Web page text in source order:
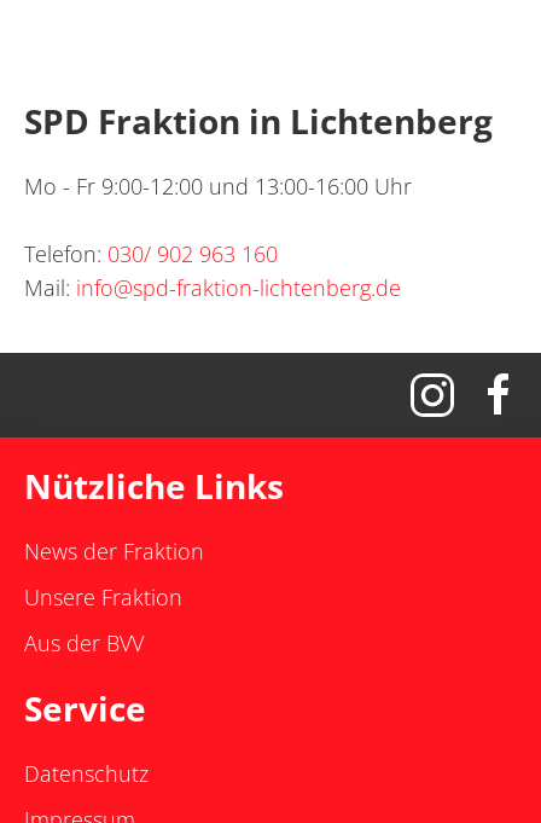
SPD Fraktion in Lichtenberg
Mo - Fr 9:00-12:00 und 13:00-16:00 Uhr
Telefon: 030/ 902 963 160
Mail: info@spd-fraktion-lichtenberg.de
Nützliche Links
News der Fraktion
Unsere Fraktion
Aus der BVV
Service
Datenschutz